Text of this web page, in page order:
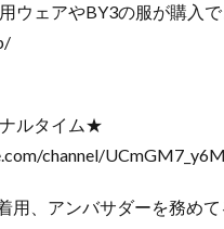
ウェアやBY3の服が購入で
ルタイム★
channel/
用、アンバサダーを務め